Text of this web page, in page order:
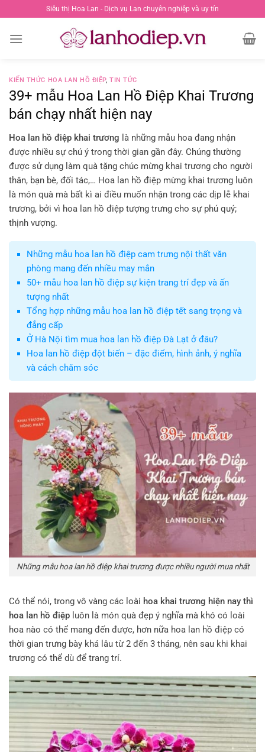
đến
nội
Siêu thị Hoa Lan - Dịch vụ Lan chuyên nghiệp và uy tín
KIẾN THỨC HOA LAN HỒ ĐIỆP,TIN TỨC
39+ mẫu Hoa Lan Hồ Điệp Khai Trương
bán chạy nhất hiện nay
Hoa lan hồ điệp khai trương là những mẫu hoa đang nhận
được nhiều sự chú ý trong thời gian gần đây. Chúng thường
được sử dụng làm quà tặng chúc mừng khai trương cho người
thân, bạn bè, đối tác,… Hoa lan hồ điệp mừng khai trương luôn
là món quà mà bất kì ai điều muốn nhận trong các dịp lễ khai
trương, bởi vì hoa lan hồ điệp tượng trưng cho sự phú quý;
thịnh vượng.
Những mẫu hoa lan hồ điệp cam trưng nội thất văn
phòng mang đến nhiều may mắn
50+ mẫu hoa lan hồ điệp sự kiện trang trí đẹp và ấn
tượng nhất
Tổng hợp những mẫu hoa lan hồ điệp tết sang trọng và
đẳng cấp
Ở Hà Nội tìm mua hoa lan hồ điệp Đà Lạt ở đâu?
Hoa lan hồ điệp đột biến – đặc điểm, hình ảnh, ý nghĩa
và cách chăm sóc
Những mẫu hoa lan hồ điệp khai trương được nhiều người mua nhất
Có thể nói, trong vô vàng các loài hoa khai trương hiện nay thì
hoa lan hồ điệp luôn là món quà đẹp ý nghĩa mà khó có loài
hoa nào có thể mang đến được, hơn nữa hoa lan hồ điệp có
thời gian trưng bày khá lâu từ 2 đến 3 tháng, nên sau khi khai
trương có thể dù để trang trí.